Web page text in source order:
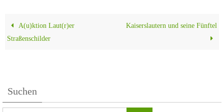
A(u)ktion Laut(r)er
Straßenschilder
Kaiserslautern und seine Fünftel
Suchen